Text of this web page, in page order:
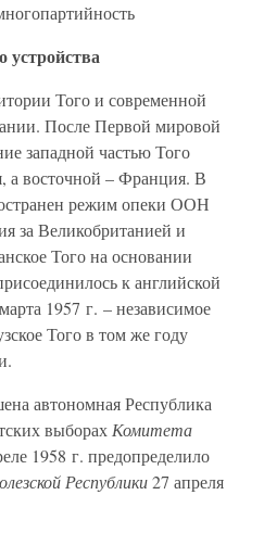
устройства
Того и современной
После Первой мировой
западной частью Того
а восточной – Франция. В
режим опеки ООН
за Великобританией и
Того на основании
к английской
1957 г. – независимое
Того в том же году
автономная Республика
выборах Комитета
1958 г. предопределило
Республики27 апреля